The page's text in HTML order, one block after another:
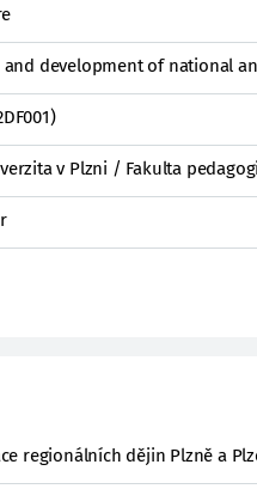
development of national
v Plzni / Fakulta
regionálních dějin Plzně a